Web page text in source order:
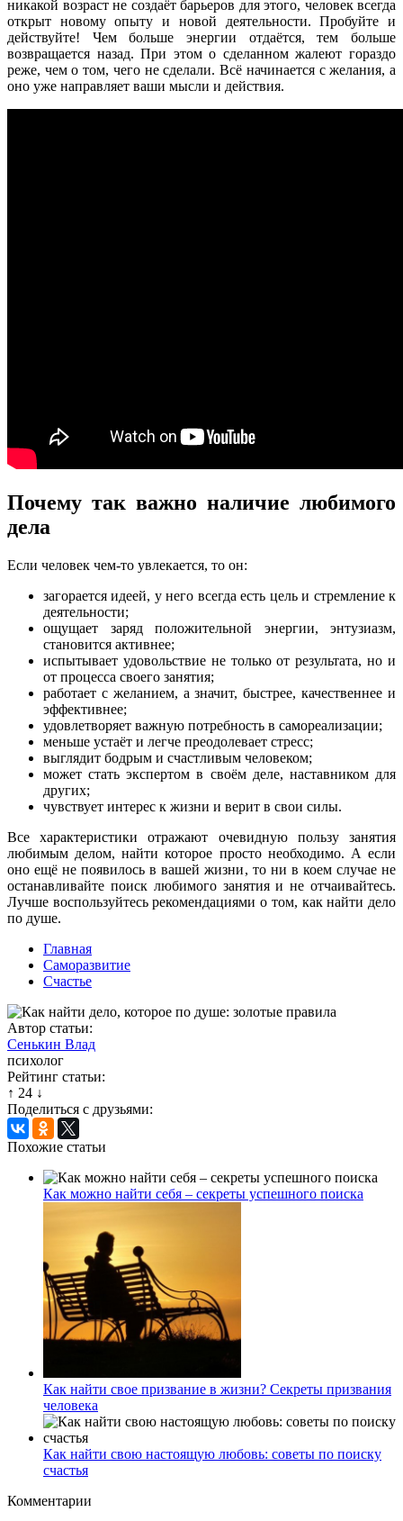
никакой возраст не создаёт барьеров для этого, человек всегда
открыт новому опыту и новой деятельности. Пробуйте и
действуйте! Чем больше энергии отдаётся, тем больше
возвращается назад. При этом о сделанном жалеют гораздо
реже, чем о том, чего не сделали. Всё начинается с желания, а
оно уже направляет ваши мысли и действия.
Почему так важно наличие любимого
дела
Если человек чем-то увлекается, то он:
загорается идеей, у него всегда есть цель и стремление к
деятельности;
ощущает заряд положительной энергии, энтузиазм,
становится активнее;
испытывает удовольствие не только от результата, но и
от процесса своего занятия;
работает с желанием, а значит, быстрее, качественнее и
эффективнее;
удовлетворяет важную потребность в самореализации;
меньше устаёт и легче преодолевает стресс;
выглядит бодрым и счастливым человеком;
может стать экспертом в своём деле, наставником для
других;
чувствует интерес к жизни и верит в свои силы.
Все характеристики отражают очевидную пользу занятия
любимым делом, найти которое просто необходимо. А если
оно ещё не появилось в вашей жизни, то ни в коем случае не
останавливайте поиск любимого занятия и не отчаивайтесь.
Лучше воспользуйтесь рекомендациями о том, как найти дело
по душе.
Главная
Саморазвитие
Счастье
Автор статьи:
Сенькин Влад
психолог
Рейтинг статьи:
↑ 24 ↓
Поделиться с друзьями:
Похожие статьи
Как можно найти себя – секреты успешного поиска
Как найти свое призвание в жизни? Секреты призвания
человека
Как найти свою настоящую любовь: советы по поиску
счастья
Комментарии